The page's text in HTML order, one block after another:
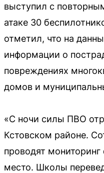
выступил с
атаке 30
отметил, что на
информации о
повреждениях
домов и
«С ночи силы ПВО
Кстовском районе.
проводят
место. Школы